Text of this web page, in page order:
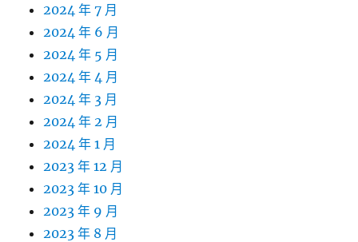
2024 年 7 月
2024 年 6 月
2024 年 5 月
2024 年 4 月
2024 年 3 月
2024 年 2 月
2024 年 1 月
2023 年 12 月
2023 年 10 月
2023 年 9 月
2023 年 8 月